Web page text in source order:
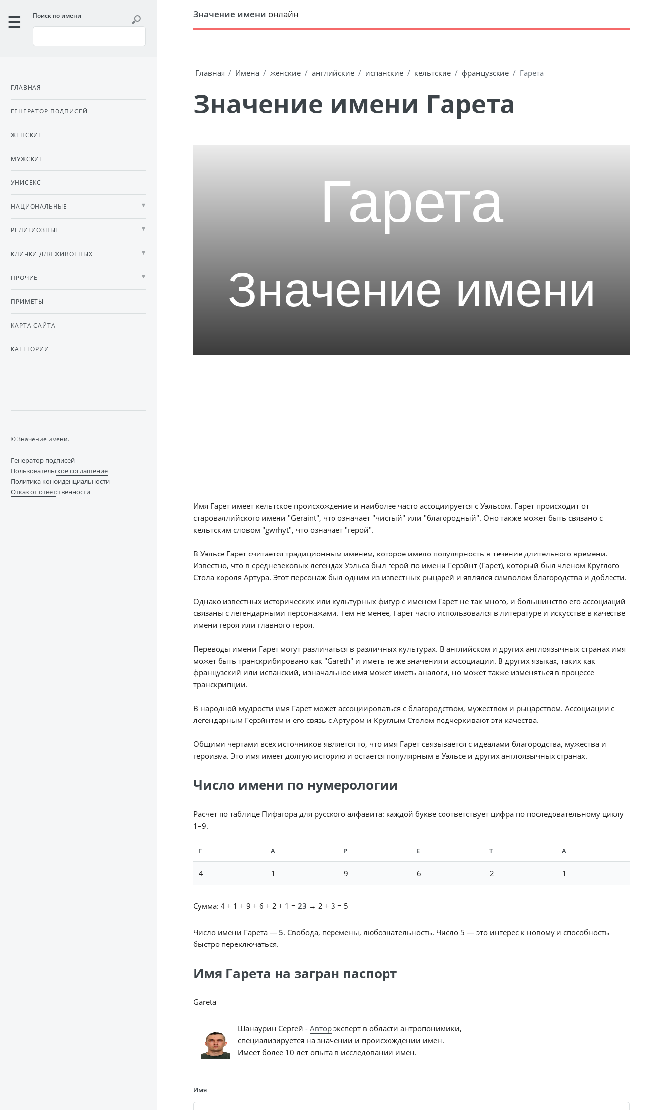
Значение имени онлайн
Главная Имена женские английские испанские кельтские французские Гарета
Значение имени Гарета
Имя Гарет имеет кельтское происхождение и наиболее часто ассоциируется с Уэльсом. Гарет происходит от
староваллийского имени "Geraint", что означает "чистый" или "благородный". Оно также может быть связано с
кельтским словом "gwrhyt", что означает "герой".
В Уэльсе Гарет считается традиционным именем, которое имело популярность в течение длительного времени.
Известно, что в средневековых легендах Уэльса был герой по имени Герэйнт (Гарет), который был членом Круглого
Стола короля Артура. Этот персонаж был одним из известных рыцарей и являлся символом благородства и доблести.
Однако известных исторических или культурных фигур с именем Гарет не так много, и большинство его ассоциаций
связаны с легендарными персонажами. Тем не менее, Гарет часто использовался в литературе и искусстве в качестве
имени героя или главного героя.
Переводы имени Гарет могут различаться в различных культурах. В английском и других англоязычных странах имя
может быть транскрибировано как "Gareth" и иметь те же значения и ассоциации. В других языках, таких как
французский или испанский, изначальное имя может иметь аналоги, но может также изменяться в процессе
транскрипции.
В народной мудрости имя Гарет может ассоциироваться с благородством, мужеством и рыцарством. Ассоциации с
легендарным Герэйнтом и его связь с Артуром и Круглым Столом подчеркивают эти качества.
Общими чертами всех источников является то, что имя Гарет связывается с идеалами благородства, мужества и
героизма. Это имя имеет долгую историю и остается популярным в Уэльсе и других англоязычных странах.
Число имени по нумерологии
Расчёт по таблице Пифагора для русского алфавита: каждой букве соответствует цифра по последовательному циклу
1–9.
Г А Р Е Т А
4 1 9 6 2 1
Сумма: 4 + 1 + 9 + 6 + 2 + 1 = 23 → 2 + 3 = 5
Число имени Гарета — 5. Свобода, перемены, любознательность. Число 5 — это интерес к новому и способность
быстро переключаться.
Имя Гарета на загран паспорт
Gareta
Шанаурин Сергей - Авторэксперт в области антропонимики,
специализируется на значении и происхождении имен.
Имеет более 10 лет опыта в исследовании имен.
Имя
Поиск по имени
ГЛАВНАЯ
ГЕНЕРАТОР ПОДПИСЕЙ
ЖЕНСКИЕ
МУЖСКИЕ
УНИСЕКС
НАЦИОНАЛЬНЫЕ
РЕЛИГИОЗНЫЕ
КЛИЧКИ ДЛЯ ЖИВОТНЫХ
ПРОЧИЕ
ПРИМЕТЫ
КАРТА САЙТА
КАТЕГОРИИ
© Значение имени.
Генератор подписей
Пользовательское соглашение
Политика конфиденциальности
Отказ от ответственности